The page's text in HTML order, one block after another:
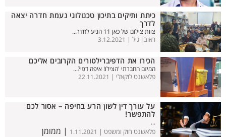
כיתת ותיקים בתיכון טכנולוגי נעמת חדרה יצאה
לדרך
צוות צילום של כאן 11 הגיע לחדר...
ראובן יגיל | 3.12.2021
הכירו את הדפיברילטורים הקרובים אליכם
המיזם החברתי 'הצילו! איפה דפי?...
פלאשנט לוקאלי | 22.11.2021
על עורך דין לשון הרע בחיפה – אסור לכם
להתפשר!
...
פלאשנט חוק ומשפט | 1.11.2021 | ממומן